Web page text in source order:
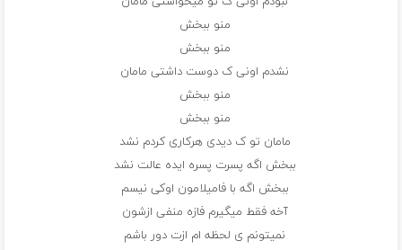
منو ببخش
منو ببخش
نشدم اونی ک دوست داشتی مامان
منو ببخش
منو ببخش
مامان تو ک دیدی هرکاری کردم نشد
ببخش اگه پسرت پسره ایده عالت نشد
ببخش اگه با فامیلامون اوکی نیسم
آخه فقط میگیرم فازه منفی ازشون
نمیتونم ی لحظه ام ازت دور باشم